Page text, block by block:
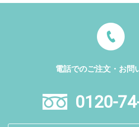
電話でのご注文・お問
0120-